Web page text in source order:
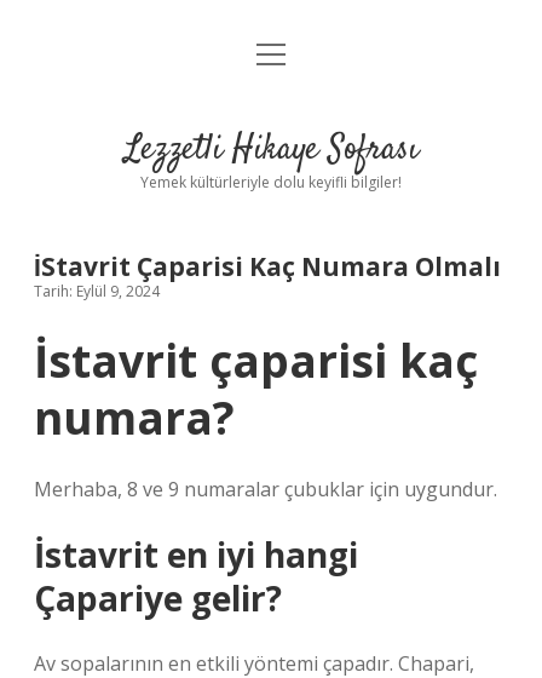
Anasayfa
Yasal Uyarı
menüyü
Lezzetli Hikaye Sofrası
Yemek kültürleriyle dolu keyifli bilgiler!
İStavrit Çaparisi Kaç Numara Olmalı
Tarih: Eylül 9, 2024
İstavrit çaparisi kaç
numara?
Merhaba, 8 ve 9 numaralar çubuklar için uygundur.
İstavrit en iyi hangi
Çapariye gelir?
Av sopalarının en etkili yöntemi çapadır. Chapari,